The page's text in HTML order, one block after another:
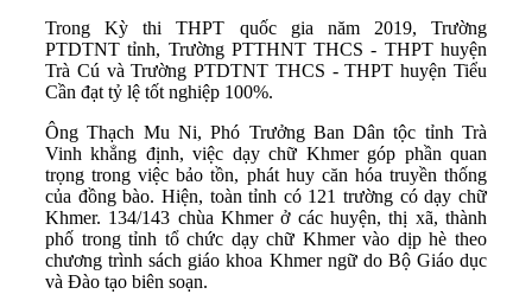
Trong Kỳ thi THPT quốc gia năm 2019, Trường
PTDTNT tỉnh, Trường PTTHNT THCS - THPT huyện
Trà Cú và Trường PTDTNT THCS - THPT huyện Tiểu
Cần đạt tỷ lệ tốt nghiệp 100%.
Ông Thạch Mu Ni, Phó Trưởng Ban Dân tộc tỉnh Trà
Vinh khẳng định, việc dạy chữ Khmer góp phần quan
trọng trong việc bảo tồn, phát huy căn hóa truyền thống
của đồng bào. Hiện, toàn tỉnh có 121 trường có dạy chữ
Khmer. 134/143 chùa Khmer ở các huyện, thị xã, thành
phố trong tỉnh tổ chức dạy chữ Khmer vào dịp hè theo
chương trình sách giáo khoa Khmer ngữ do Bộ Giáo dục
và Đào tạo biên soạn.